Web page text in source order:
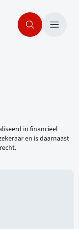
in financieel
en is daarnaast